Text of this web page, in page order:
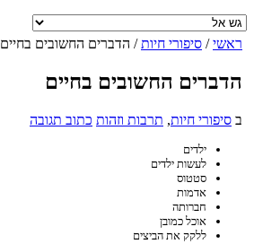
ראשי/ סיפורי חיות/ הדברים החשובים בחיים
הדברים החשובים בחיים
ב סיפורי חיות, תרבות וזהות כתוב תגובה
ילדים
לעשות ילדים
סטטוס
אדמות
חברותה
אוכל כמובן
ללקק את הביצים